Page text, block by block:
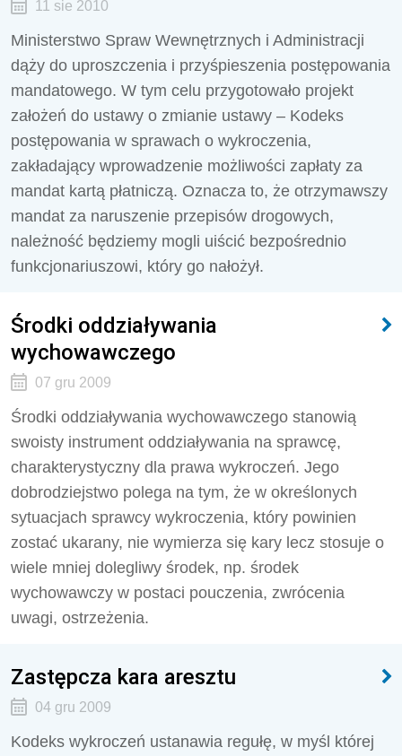
11 sie 2010
Ministerstwo Spraw Wewnętrznych i Administracji
dąży do uproszczenia i przyśpieszenia postępowania
mandatowego. W tym celu przygotowało projekt
założeń do ustawy o zmianie ustawy – Kodeks
postępowania w sprawach o wykroczenia,
zakładający wprowadzenie możliwości zapłaty za
mandat kartą płatniczą. Oznacza to, że otrzymawszy
mandat za naruszenie przepisów drogowych,
należność będziemy mogli uiścić bezpośrednio
funkcjonariuszowi, który go nałożył.
Środki oddziaływania
wychowawczego
07 gru 2009
Środki oddziaływania wychowawczego stanowią
swoisty instrument oddziaływania na sprawcę,
charakterystyczny dla prawa wykroczeń. Jego
dobrodziejstwo polega na tym, że w określonych
sytuacjach sprawcy wykroczenia, który powinien
zostać ukarany, nie wymierza się kary lecz stosuje o
wiele mniej dolegliwy środek, np. środek
wychowawczy w postaci pouczenia, zwrócenia
uwagi, ostrzeżenia.
Zastępcza kara aresztu
04 gru 2009
Kodeks wykroczeń ustanawia regułę, w myśl której